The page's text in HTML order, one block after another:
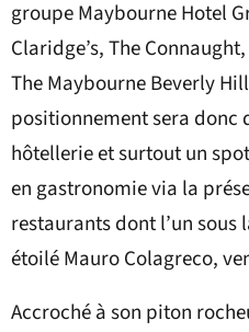
groupe Maybourne Hotel
Claridge’s, The
The Maybourne Beverly
positionnement sera donc
hôtellerie et surtout un
en gastronomie via la
restaurants dont l’un
étoilé Mauro Colagreco,
Accroché à son piton